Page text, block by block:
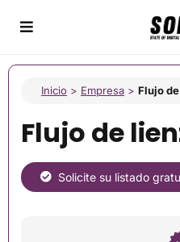
Inicio > Empresa > Flujo
Flujo de
Solicite su listado